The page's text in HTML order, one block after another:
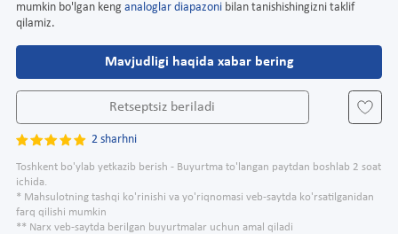
mumkin bo'lgan keng analoglar diapazoni bilan tanishishingizni taklif
qilamiz.
Mavjudligi haqida xabar bering
Retseptsiz beriladi
2 sharhni
Toshkent bo'ylab yetkazib berish - Buyurtma to'langan paytdan boshlab 2 soat
ichida.
* Mahsulotning tashqi ko'rinishi va yo'riqnomasi veb-saytda ko'rsatilganidan
farq qilishi mumkin
** Narx veb-saytda berilgan buyurtmalar uchun amal qiladi